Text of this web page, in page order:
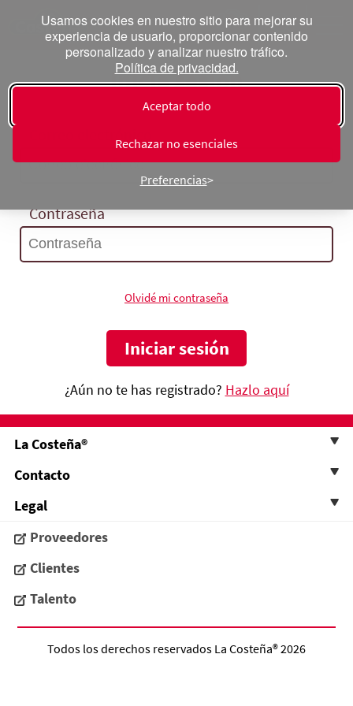
Usamos cookies en nuestro sitio para mejorar su
experiencia de usuario, proporcionar contenido
personalizado y analizar nuestro tráfico.
Política de privacidad.
Aceptar todo
Rechazar no esenciales
Preferencias
Inicia sesión
Contraseña
Olvidé mi contraseña
¿Aún no te has registrado? Hazlo aquí
La Costeña®
Contacto
Legal
Proveedores
Clientes
Talento
Todos los derechos reservados La Costeña®2026